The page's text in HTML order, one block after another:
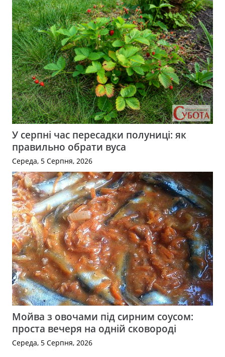
У серпні час пересадки полуниці: як
правильно обрати вуса
Середа, 5 Серпня, 2026
Мойва з овочами під сирним соусом:
проста вечеря на одній сковороді
Середа, 5 Серпня, 2026